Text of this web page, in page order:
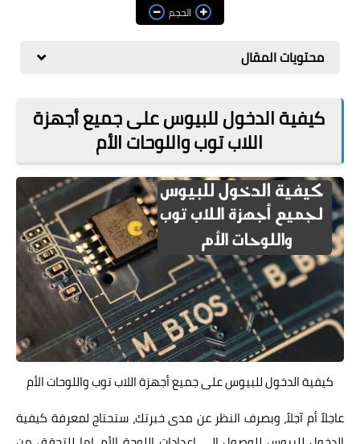
الربح من الانترنت
ذكاء اصطناعي
الحجم
محتويات المقال
كيفية الدخول للبيوس على جميع أجهزة
اللاب توب واللوحات الأم
كيفية الدخول للبيوس على جميع أجهزة اللاب توب واللوحات الأم
عاجلاً أم آجلاً، وبصرف النظر عن مدى خبرتك، ستحتاج لمعرفة كيفية